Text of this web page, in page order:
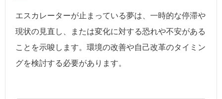
エスカレーターが止まっている夢は、一時的な停滞や
現状の見直し、または変化に対する恐れや不安がある
ことを示唆します。環境の改善や自己改革のタイミン
グを検討する必要があります。